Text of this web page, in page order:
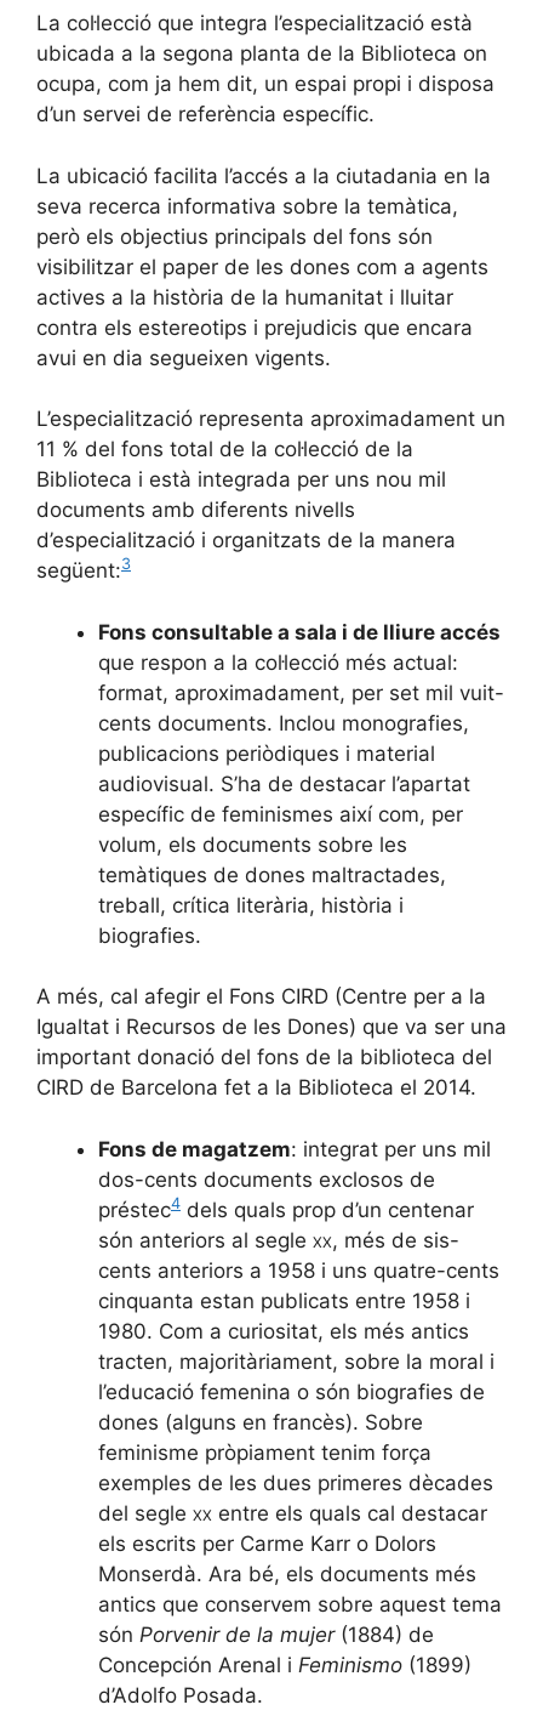
La col·lecció que integra l’especialització està
ubicada a la segona planta de la Biblioteca on
ocupa, com ja hem dit, un espai propi i disposa
d’un servei de referència específic.
La ubicació facilita l’accés a la ciutadania en la
seva recerca informativa sobre la temàtica,
però els objectius principals del fons són
visibilitzar el paper de les dones com a agents
actives a la història de la humanitat i lluitar
contra els estereotips i prejudicis que encara
avui en dia segueixen vigents.
L’especialització representa aproximadament un
11 % del fons total de la col·lecció de la
Biblioteca i està integrada per uns nou mil
documents amb diferents nivells
d’especialització i organitzats de la manera
següent:3
Fons consultable a sala i de lliure accés
que respon a la col·lecció més actual:
format, aproximadament, per set mil vuit-
cents documents. Inclou monografies,
publicacions periòdiques i material
audiovisual. S’ha de destacar l’apartat
específic de feminismes així com, per
volum, els documents sobre les
temàtiques de dones maltractades,
treball, crítica literària, història i
biografies.
A més, cal afegir el Fons CIRD (Centre per a la
Igualtat i Recursos de les Dones) que va ser una
important donació del fons de la biblioteca del
CIRD de Barcelona fet a la Biblioteca el 2014.
Fons de magatzem: integrat per uns mil
dos-cents documents exclosos de
préstec4 dels quals prop d’un centenar
són anteriors al segle xx, més de sis-
cents anteriors a 1958 i uns quatre-cents
cinquanta estan publicats entre 1958 i
1980. Com a curiositat, els més antics
tracten, majoritàriament, sobre la moral i
l’educació femenina o són biografies de
dones (alguns en francès). Sobre
feminisme pròpiament tenim força
exemples de les dues primeres dècades
del segle xx entre els quals cal destacar
els escrits per Carme Karr o Dolors
Monserdà. Ara bé, els documents més
antics que conservem sobre aquest tema
són Porvenir de la mujer(1884) de
Concepción Arenal i Feminismo (1899)
d’Adolfo Posada.